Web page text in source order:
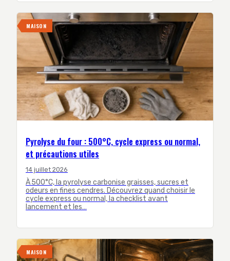
MAISON
Pyrolyse du four : 500°C, cycle express ou normal,
et précautions utiles
14 juillet 2026
À 500°C, la pyrolyse carbonise graisses, sucres et
odeurs en fines cendres. Découvrez quand choisir le
cycle express ou normal, la checklist avant
lancement et les…
MAISON